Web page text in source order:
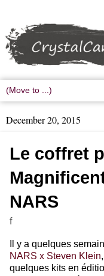
December 20, 2015
Le coffret
NARS
f
Il y a quelques
NARS x Steven Klein
quelques kits en